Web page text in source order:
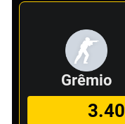
Grêmio
3.40